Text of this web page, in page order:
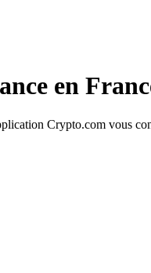
en
Crypto.com vous